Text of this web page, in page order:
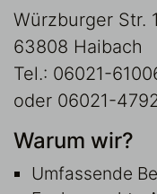
Würzburger Str.
63808 Haibach
Tel.: 06021-
oder 06021-
Warum wir?
Umfassende